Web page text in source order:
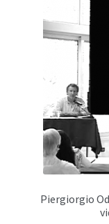
Piergiorgio